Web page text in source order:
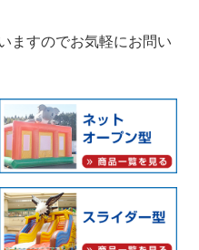
ますのでお気軽にお問い